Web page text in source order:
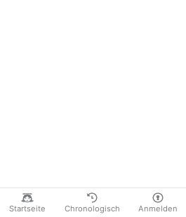
Startseite Chronologisch Anmelden